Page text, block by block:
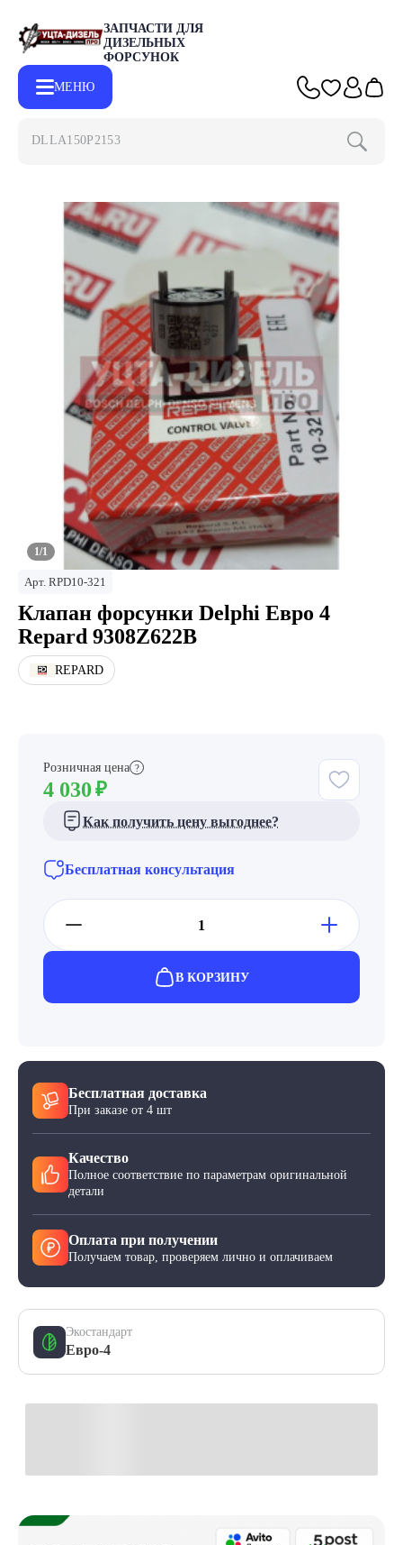
ЗАПЧАСТИ ДЛЯ
ДИЗЕЛЬНЫХ
ФОРСУНОК
МЕНЮ
DLL
Розничная цена ?
4 030 ₽
Как получить цену выгоднее?
Бесплатная консультация
В КОРЗИНУ
Бесплатная доставка
При заказе от 4 шт
Качество
Полное соответствие по параметрам оригинальной
детали
Оплата при получении
Получаем товар, проверяем лично и оплачиваем
Экостандарт
Евро-4
1/1
Арт. RPD10-321
Клапан форсунки Delphi Евро 4
Repard 9308Z622B
REPARD